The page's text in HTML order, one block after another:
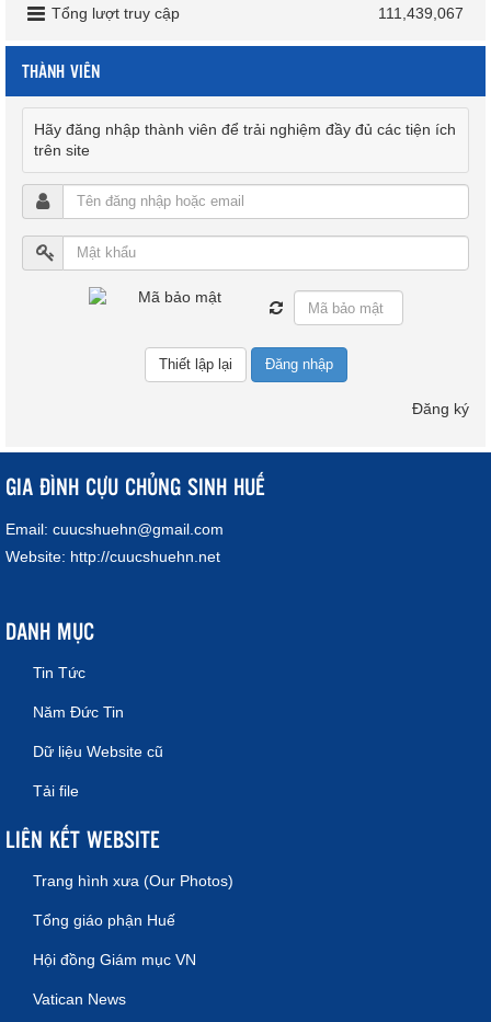
Tổng lượt truy cập
111,439,067
THÀNH VIÊN
Hãy đăng nhập thành viên để trải nghiệm đầy đủ các tiện ích
trên site
Đăng nhập
Đăng ký
GIA ĐÌNH CỰU CHỦNG SINH HUẾ
Email: cuucshuehn@gmail.com
Website: http://cuucshuehn.net
DANH MỤC
Tin Tức
Năm Đức Tin
Dữ liệu Website cũ
Tải file
LIÊN KẾT WEBSITE
Trang hình xưa (Our Photos)
Tổng giáo phận Huế
Hội đồng Giám mục VN
Vatican News